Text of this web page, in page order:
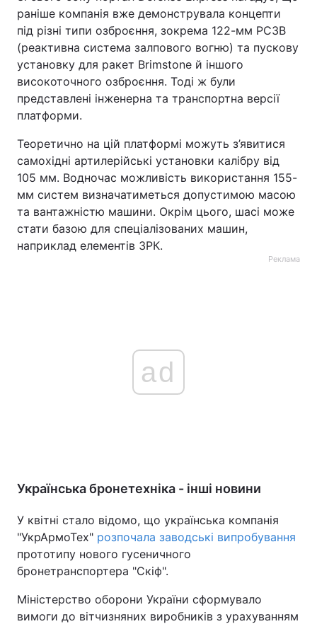
раніше компанія вже демонструвала концепти
під різні типи озброєння, зокрема 122-мм РСЗВ
(реактивна система залпового вогню) та пускову
установку для ракет Brimstone й іншого
високоточного озброєння. Тоді ж були
представлені інженерна та транспортна версії
платформи.
Теоретично на цій платформі можуть з’явитися
самохідні артилерійські установки калібру від
105 мм. Водночас можливість використання 155-
мм систем визначатиметься допустимою масою
та вантажністю машини. Окрім цього, шасі може
стати базою для спеціалізованих машин,
наприклад елементів ЗРК.
Реклама
ad
Українська бронетехніка - інші новини
У квітні стало відомо, що українська компанія
"УкрАрмоТех" розпочала заводські випробування
прототипу нового гусеничного
бронетранспортера "Скіф".
Міністерство оборони України сформувало
вимоги до вітчизняних виробників з урахуванням